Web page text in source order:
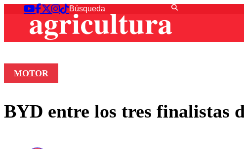
MOTOR
BYD entre los tres finalistas